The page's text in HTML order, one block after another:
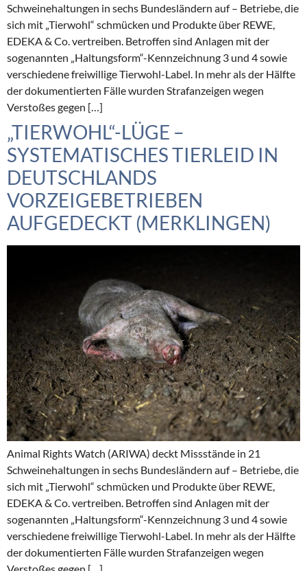
Schweinehaltungen in sechs Bundesländern auf – Betriebe, die
sich mit „Tierwohl“ schmücken und Produkte über REWE,
EDEKA & Co. vertreiben. Betroffen sind Anlagen mit der
sogenannten „Haltungsform“-Kennzeichnung 3 und 4 sowie
verschiedene freiwillige Tierwohl-Label. In mehr als der Hälfte
der dokumentierten Fälle wurden Strafanzeigen wegen
Verstoßes gegen […]
„TIERWOHL“-LÜGE –
SYSTEMATISCHES TIERLEID IN
DEUTSCHLANDS
VORZEIGEBETRIEBEN
AUFGEDECKT (MERKLINGEN)
Animal Rights Watch (ARIWA) deckt Missstände in 21
Schweinehaltungen in sechs Bundesländern auf – Betriebe, die
sich mit „Tierwohl“ schmücken und Produkte über REWE,
EDEKA & Co. vertreiben. Betroffen sind Anlagen mit der
sogenannten „Haltungsform“-Kennzeichnung 3 und 4 sowie
verschiedene freiwillige Tierwohl-Label. In mehr als der Hälfte
der dokumentierten Fälle wurden Strafanzeigen wegen